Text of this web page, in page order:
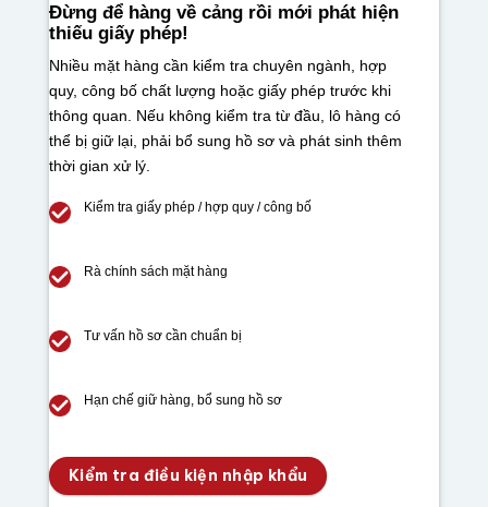
Đừng để hàng về cảng rồi mới phát hiện
thiếu giấy phép!
Nhiều mặt hàng cần kiểm tra chuyên ngành, hợp
quy, công bố chất lượng hoặc giấy phép trước khi
thông quan. Nếu không kiểm tra từ đầu, lô hàng có
thể bị giữ lại, phải bổ sung hồ sơ và phát sinh thêm
thời gian xử lý.
Kiểm tra giấy phép / hợp quy / công bố
Rà chính sách mặt hàng
Tư vấn hồ sơ cần chuẩn bị
Hạn chế giữ hàng, bổ sung hồ sơ
Kiểm tra điều kiện nhập khẩu